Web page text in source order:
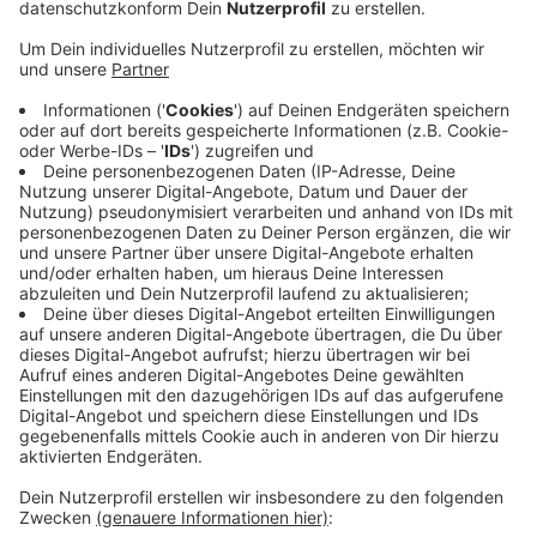
Zwischen 9 Uhr 30 und 12 Uhr 30 macht am Freitag
das "France Mobil" vor der Schule halt.
Ein weiß roter Renault Kangoo, der aktuell durch ganz
Deutschland tourt.
Das Ganze ist eine Aktion vom Deutsch-Französischen
Jugendwerk und dem Institut Francais. Die
Französisch-Botschafter haben Infomaterial dabei.
Zum Beispiel zu Schüleraustauschen oder Studium.
Ziel ist den Schülern die Angst vor dem
Französischlernen zu nehmen und ihnen Berufsfelder
aufzuzeigen.
Anzeige